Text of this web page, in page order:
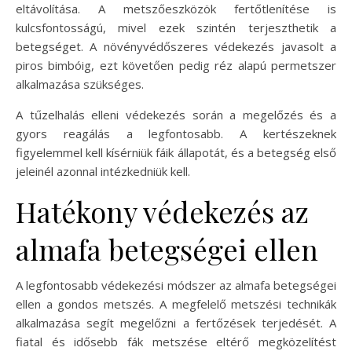
eltávolítása. A metszőeszközök fertőtlenítése is
kulcsfontosságú, mivel ezek szintén terjeszthetik a
betegséget. A növényvédőszeres védekezés javasolt a
piros bimbóig, ezt követően pedig réz alapú permetszer
alkalmazása szükséges.
A tűzelhalás elleni védekezés során a megelőzés és a
gyors reagálás a legfontosabb. A kertészeknek
figyelemmel kell kísérniük fáik állapotát, és a betegség első
jeleinél azonnal intézkedniük kell.
Hatékony védekezés az
almafa betegségei ellen
A legfontosabb védekezési módszer az almafa betegségei
ellen a gondos metszés. A megfelelő metszési technikák
alkalmazása segít megelőzni a fertőzések terjedését. A
fiatal és idősebb fák metszése eltérő megközelítést